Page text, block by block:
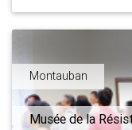
Montauban
Musée de la